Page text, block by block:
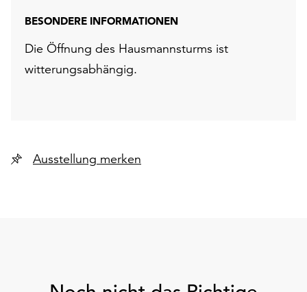
BESONDERE INFORMATIONEN
Die Öffnung des Hausmannsturms ist
witterungsabhängig.
Ausstellung merken